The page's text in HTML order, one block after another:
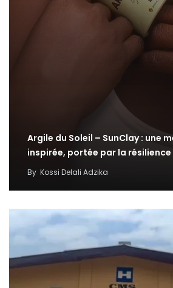
Argile du Soleil – SunClay : une
inspirée, portée par la
By Kossi Delali Adzika